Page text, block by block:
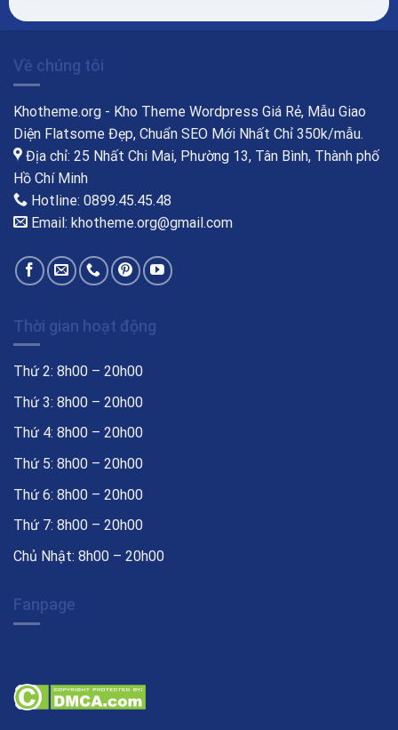
Về chúng tôi
Khotheme.org - Kho Theme Wordpress Giá Rẻ, Mẫu Giao
Diện Flatsome Đẹp, Chuẩn SEO Mới Nhất Chỉ 350k/mẫu.
Địa chỉ: 25 Nhất Chi Mai, Phường 13, Tân Bình, Thành phố
Hồ Chí Minh
Hotline: 0899.45.45.48
Email: khotheme.org@gmail.com
Thời gian hoạt động
Thứ 2: 8h00 – 20h00
Thứ 3: 8h00 – 20h00
Thứ 4: 8h00 – 20h00
Thứ 5: 8h00 – 20h00
Thứ 6: 8h00 – 20h00
Thứ 7: 8h00 – 20h00
Chủ Nhật: 8h00 – 20h00
Fanpage